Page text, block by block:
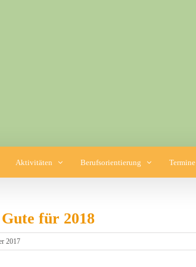
Aktivitäten Berufsorientierung Termine
für 2018
2017